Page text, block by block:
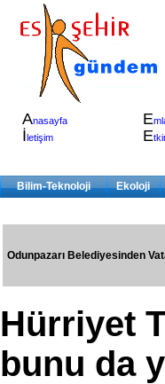
Anasayfa
İletişim
E
E
Bilim-Teknoloji Ekoloji
Odunpazarı Belediyesinden
Hürriyet
bunu da